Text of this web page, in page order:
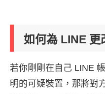
如何為 LINE 更
若你剛剛在自己 LINE
明的可疑裝置，那將對